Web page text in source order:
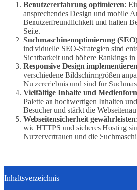
Benutzererfahrung optimieren:
ansprechendes Design und mobile
Benutzerfreundlichkeit und halten
Seite.
Suchmaschinenoptimierung (SEO)
individuelle SEO-Strategien sind
Sichtbarkeit und höhere Rankings in
Responsive Design implementieren
verschiedene Bildschirmgrößen
Nutzererlebnis und sind für
Vielfältige Inhalte und
Palette an hochwertigen Inhalten
Besucher und stärkt die
Webseitensicherheit gewährleisten
wie HTTPS und sicheres Hosting
Nutzervertrauen und die
Inhaltsverzeichnis